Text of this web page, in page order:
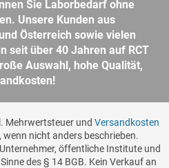
Sie Laborbedarf ohne
Unsere Kunden aus
Österreich sowie vielen
seit über 40 Jahren auf RCT
Auswahl, hohe Qualität,
Mehrwertsteuer und Versandkosten
nicht anders beschrieben.
öffentliche Institute und
des § 14 BGB. Kein Verkauf an